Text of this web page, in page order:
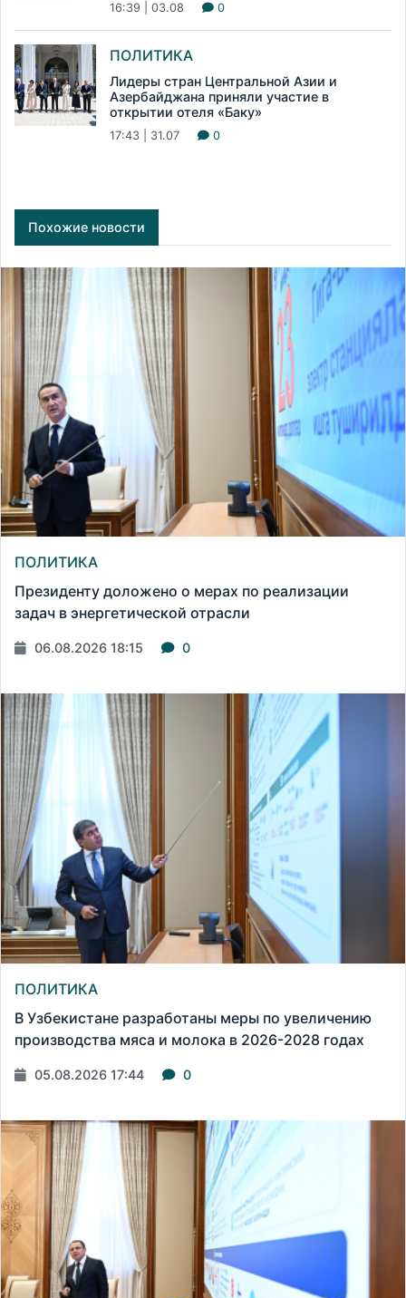
16:39 | 03.08 0
ПОЛИТИКА
Лидеры стран Центральной Азии и
Азербайджана приняли участие в
открытии отеля «Баку»
17:43 | 31.07 0
Похожие новости
ПОЛИТИКА
Президенту доложено о мерах по реализации
задач в энергетической отрасли
06.08.2026 18:15 0
ПОЛИТИКА
В Узбекистане разработаны меры по увеличению
производства мяса и молока в 2026-2028 годах
05.08.2026 17:44 0